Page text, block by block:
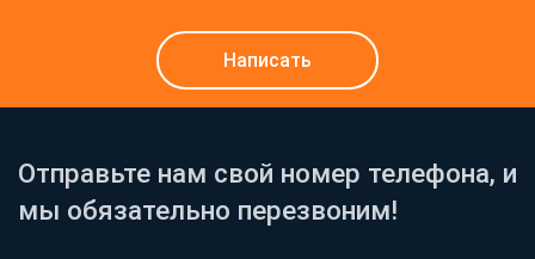
Написать
Отправьте нам свой номер телефона, и
мы обязательно перезвоним!